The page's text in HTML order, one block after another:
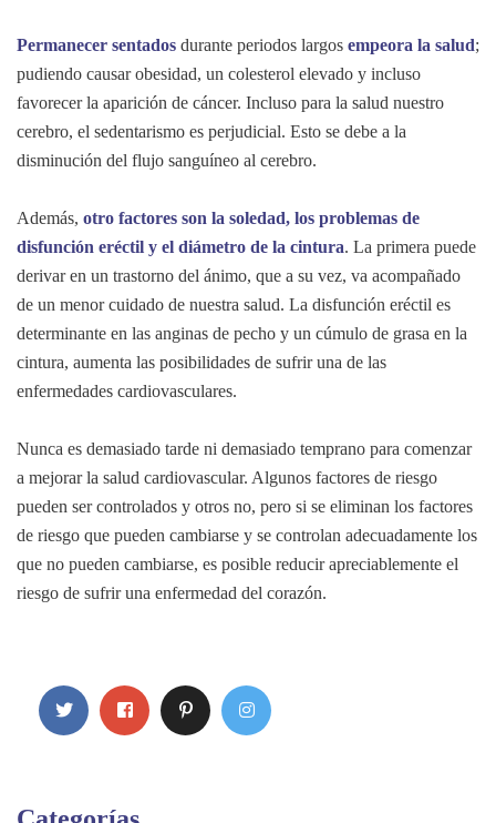
Permanecer sentados durante periodos largos empeora la salud;
pudiendo causar obesidad, un colesterol elevado y incluso
favorecer la aparición de cáncer. Incluso para la salud nuestro
cerebro, el sedentarismo es perjudicial. Esto se debe a la
disminución del flujo sanguíneo al cerebro.
Además, otro factores son la soledad, los problemas de
disfunción eréctil y el diámetro de la cintura. La primera puede
derivar en un trastorno del ánimo, que a su vez, va acompañado
de un menor cuidado de nuestra salud. La disfunción eréctil es
determinante en las anginas de pecho y un cúmulo de grasa en la
cintura, aumenta las posibilidades de sufrir una de las
enfermedades cardiovasculares.
Nunca es demasiado tarde ni demasiado temprano para comenzar
a mejorar la salud cardiovascular. Algunos factores de riesgo
pueden ser controlados y otros no, pero si se eliminan los factores
de riesgo que pueden cambiarse y se controlan adecuadamente los
que no pueden cambiarse, es posible reducir apreciablemente el
riesgo de sufrir una enfermedad del corazón.